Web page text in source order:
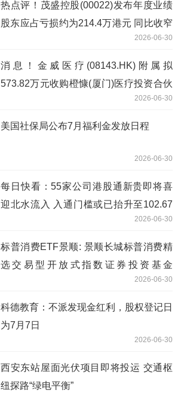
热点评！茂盛控股(00022)发布年度业绩
股东应占亏损约为214.4万港元 同比收窄
2026-06-30
消息！金威医疗(08143.HK)附属拟
573.82万元收购橙慷(厦门)医疗投资合伙
2026-06-30
美国社保局公布7月福利金发放日程
2026-06-30
每日快看：55家公司港股通新贵即将喜
迎北水流入 入通门槛或已抬升至102.67
2026-06-30
标普消费ETF景顺: 景顺长城标普消费精
选交易型开放式指数证券投资基金
（QDII）境外主要市场节假日暂停申购及
赎回业务的公告
2026-06-30
科德教育：不派发现金红利，股权登记日
为7月7日
2026-06-30
西安东站屋面光伏项目即将投运 交通枢
纽探路“绿电平衡”